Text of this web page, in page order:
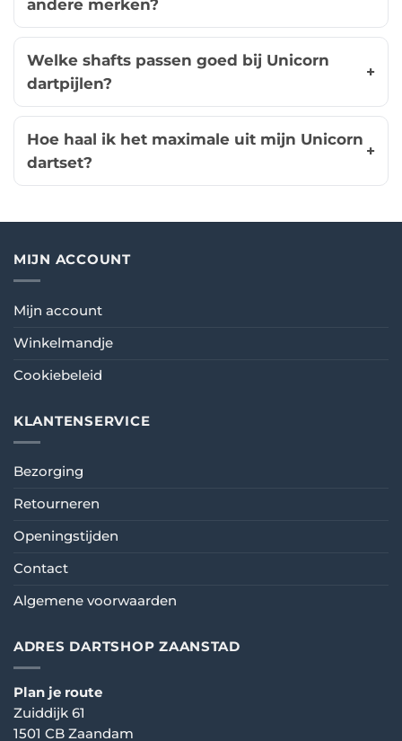
andere merken?
Welke shafts passen goed bij Unicorn
dartpijlen?
Hoe haal ik het maximale uit mijn Unicorn
dartset?
MIJN ACCOUNT
Mijn account
Winkelmandje
Cookiebeleid
KLANTENSERVICE
Bezorging
Retourneren
Openingstijden
Contact
Algemene voorwaarden
ADRES DARTSHOP ZAANSTAD
Plan je route
Zuiddijk 61
1501 CB Zaandam